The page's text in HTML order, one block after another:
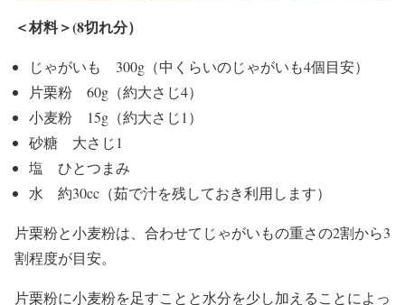
＜材料＞(8切れ分）
じゃがいも 300g（中くらいのじゃがいも4個目安）
片栗粉 60g（約大さじ4）
小麦粉 15g（約大さじ1）
砂糖 大さじ1
塩 ひとつまみ
水 約30cc（茹で汁を残しておき利用します）
片栗粉と小麦粉は、合わせてじゃがいもの重さの2割から3
割程度が目安。
片栗粉に小麦粉を足すことと水分を少し加えることによっ